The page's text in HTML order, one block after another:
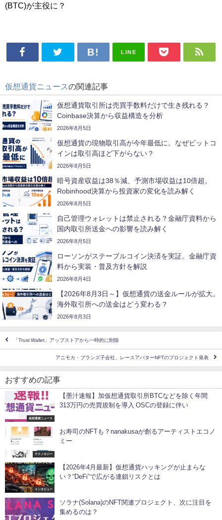
(BTC)が主役に？
LINE
仮想通貨ニュースの関連記事
仮想通貨取引所は売買手数料だけで生き残れる？
Coinbase決算から収益構造を分析
2026年8月5日
仮想通貨の現物取引高が今年最低に。なぜビットコ
インは取引高ほど下がらない？
2026年8月5日
暗号資産収益は38％減、予測市場収益は10倍超。
Robinhood決算から投資家の変化を読み解く
2026年8月5日
自己管理ウォレットは禁止される？金融庁資料から
国内取引所送金への影響を読み解く
2026年8月5日
ローソンがステーブルコイン決済を実証。金融庁資
料から実装・普及方針を解説
2026年8月4日
【2026年8月3日～】仮想通貨の送金ルールが拡大。
海外取引所への送金はどう変わる？
2026年8月3日
「Trust Wallet」アップストアから一時的に削除
アニモカ・ブランズ子会社、レースアバターNFTのプロジェクト発表
おすすめの記事
仮想通貨ニュース
【墨汁速報】加仮想通貨取引所BTCなどを除く年間
313万円の売買規制を導入 OSCの登録に伴い
テクノロジー
お寿司のNFTも？nanakusaが創るアーティストエコノ
ミー
インタビュー
【2026年4月最新】仮想通貨ハッキングが止まらな
い？“DeFi”で広がる連鎖リスクとは
ソラナ(Solana)のNFT関連プロジェクト、次に注目を
集めるのは？